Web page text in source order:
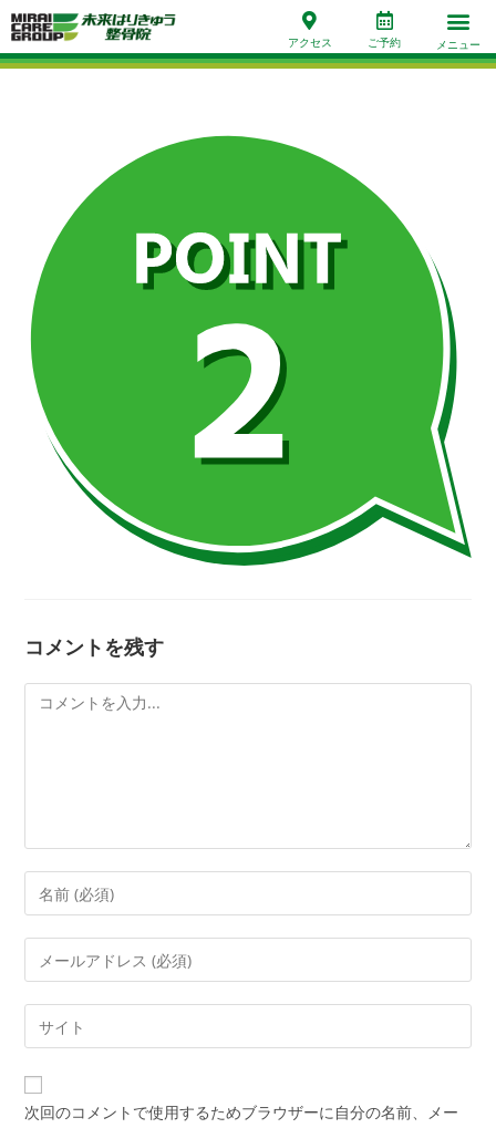
アクセス ご予約 メニュー
コメントを残す
次回のコメントで使用するためブラウザーに自分の名前、メー